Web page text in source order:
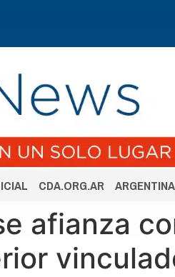
CDA.ORG.AR
afianza